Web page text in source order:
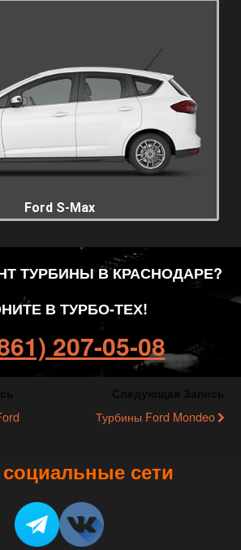
Ford S-Max
ТУРБИНЫ В КРАСНОДАРЕ?
В ТУРБО-ТЕХ!
207-05-08
Турбины Ford Mondeo
сети